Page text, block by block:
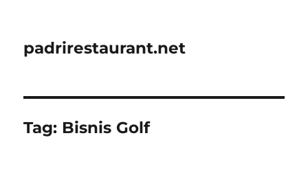
padrirestaurant.net
Tag: Bisnis Golf